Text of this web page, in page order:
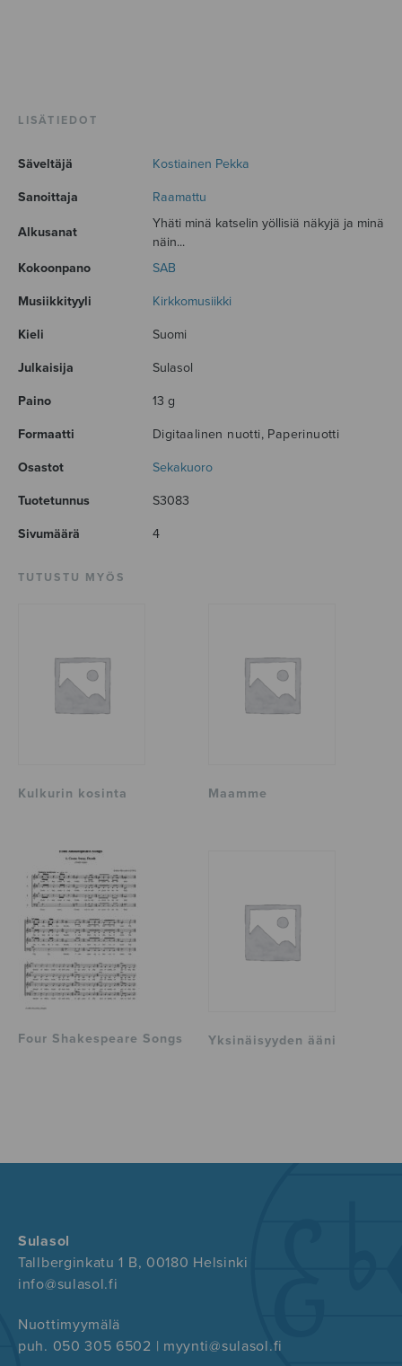
LISÄTIEDOT
Säveltäjä Kostiainen Pekka
Sanoittaja Raamattu
Alkusanat
Yhäti minä katselin yöllisiä näkyjä ja minä
näin...
Kokoonpano
SAB
Musiikkityyli Kirkkomusiikki
Kieli Suomi
Julkaisija Sulasol
Paino 13 g
Formaatti Digitaalinen nuotti, Paperinuotti
Osastot Sekakuoro
Tuotetunnus S3083
Sivumäärä 4
TUTUSTU MYÖS
Kulkurin kosinta Maamme
Four Shakespeare Songs Yksinäisyyden ääni
Sulasol
Tallberginkatu 1 B, 00180 Helsinki
info@sulasol.fi
Nuottimyymälä
puh. 050 305 6502 | myynti@sulasol.fi